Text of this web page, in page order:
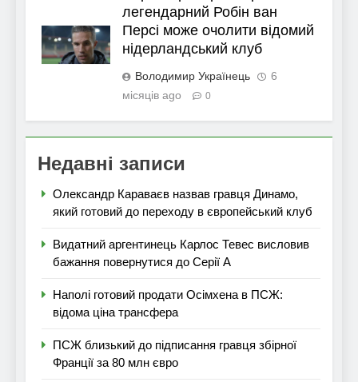
легендарний Робін ван
Персі може очолити відомий
нідерландський клуб
Володимир Українець
6
місяців ago
0
Недавні записи
Олександр Караваєв назвав гравця Динамо,
який готовий до переходу в європейський клуб
Видатний аргентинець Карлос Тевес висловив
бажання повернутися до Серії А
Наполі готовий продати Осімхена в ПСЖ:
відома ціна трансфера
ПСЖ близький до підписання гравця збірної
Франції за 80 млн євро